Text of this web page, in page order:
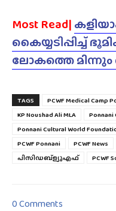
Most Read|
കൈയ്യടിപ്പിച്ച്
ലോകത്തെ മിന്നും
TAGS PCWF Medical Camp
KP Noushad Ali MLA
Ponnani
Ponnani Cultural World
PCWF Ponnani
PCWF News
പിസിഡബ്ള്യുഎഫ്‌
PCWF
0 Comments